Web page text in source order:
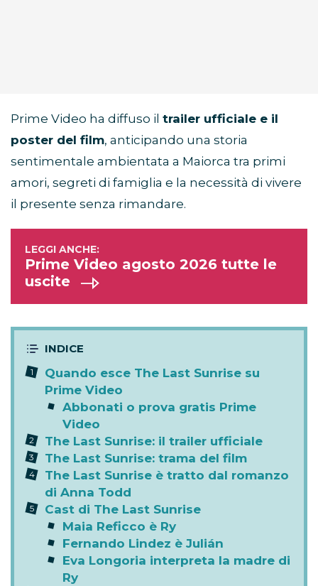
Prime Video ha diffuso il trailer ufficiale e il
poster del film, anticipando una storia
sentimentale ambientata a Maiorca tra primi
amori, segreti di famiglia e la necessità di vivere
il presente senza rimandare.
Prime Video agosto 2026 tutte le
uscite
Quando esce The Last Sunrise su
Prime Video
Abbonati o prova gratis Prime
Video
The Last Sunrise: il trailer ufficiale
The Last Sunrise: trama del film
The Last Sunrise è tratto dal romanzo
di Anna Todd
Cast di The Last Sunrise
Maia Reficco è Ry
Fernando Lindez è Julián
Eva Longoria interpreta la madre di
Ry